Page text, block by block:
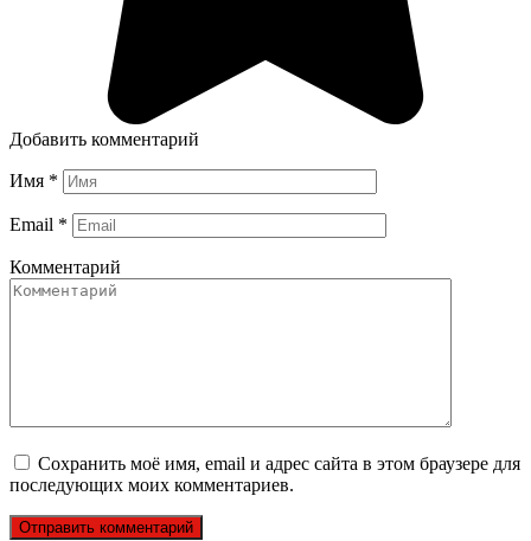
Добавить комментарий
Имя *
Email *
Комментарий
Сохранить моё имя, email и адрес сайта в этом браузере для
последующих моих комментариев.